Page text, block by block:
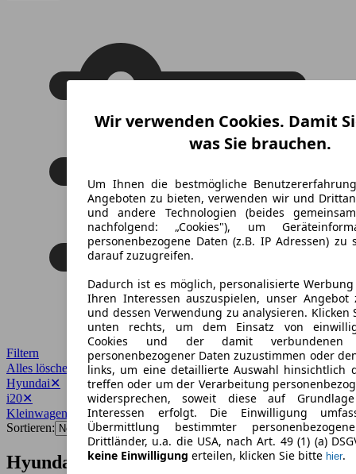
Wir verwenden Cookies. Damit
was Sie brauchen.
Um Ihnen die bestmögliche
Angeboten zu bieten, verwenden wir und
und andere Technologien (beides
nachfolgend: „Cookies"), um
personenbezogene Daten (z.B. IP Adressen) zu
darauf zuzugreifen.
Dadurch ist es möglich, personalisierte
Ihren Interessen auszuspielen, unser Angebot
und dessen Verwendung zu analysieren. Klicken
unten rechts, um dem Einsatz von
Cookies und der damit verbundenen
personenbezogener Daten zuzustimmen oder
links, um eine detaillierte Auswahl hinsichtlich
treffen oder um der Verarbeitung
widersprechen, soweit diese auf
Interessen erfolgt. Die Einwilligung
Übermittlung bestimmter
Drittländer, u.a. die USA, nach Art. 49 (1) (a)
keine Einwilligung erteilen, klicken Sie bitte hier.
Filtern
Alles löschen
Hyundai✕
i20✕
Kleinwagen
Sortieren:
Hyundai i20 Kleinwagen Angebote